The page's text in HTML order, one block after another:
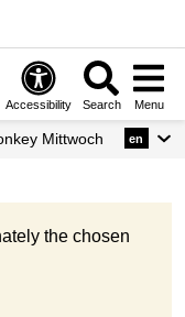
Accessibility Search Menu
Mittwoch en
the chosen